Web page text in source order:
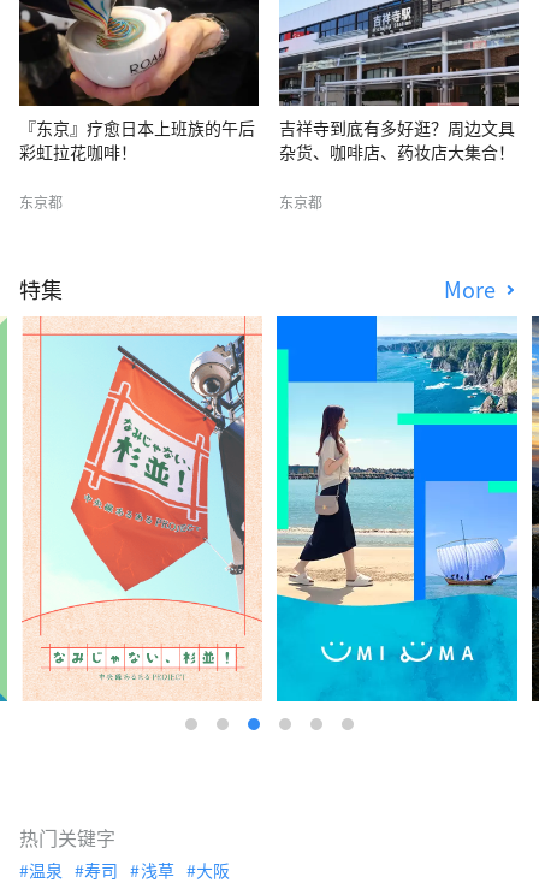
『东京』疗愈日本上班族的午后
彩虹拉花咖啡！
东京都
吉祥寺到底有多好逛？周边文具
杂货、咖啡店、药妆店大集合！
东京都
特集 More
热门关键字
温泉 寿司 浅草 大阪